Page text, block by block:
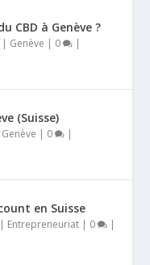
CBD à Genève ?
| Genève | 0 |
(Suisse)
Genève | 0 |
en Suisse
| Entrepreneuriat | 0 |